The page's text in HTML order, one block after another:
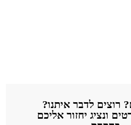
רוצים לדבר איתנו?
ונציג יחזור אליכם